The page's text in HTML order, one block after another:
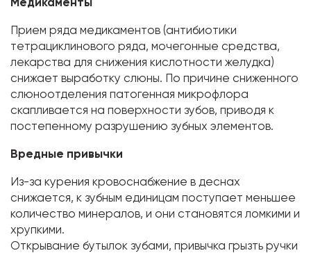
Прием ряда медикаментов (антибиотики
тетрациклинового ряда, мочегонные средства,
лекарства для снижения кислотности желудка)
снижает выработку слюны. По причине сниженного
слюноотделения патогенная микрофлора
скапливается на поверхности зубов, приводя к
постепенному разрушению зубных элементов.
Вредные привычки
Из-за курения кровоснабжение в деснах
снижается, к зубным единицам поступает меньшее
количество минералов, и они становятся ломкими и
хрупкими.
Открывание бутылок зубами, привычка грызть ручки